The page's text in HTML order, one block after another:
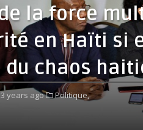
la force
en Haïti si
chaos
3 years ago
Politique,